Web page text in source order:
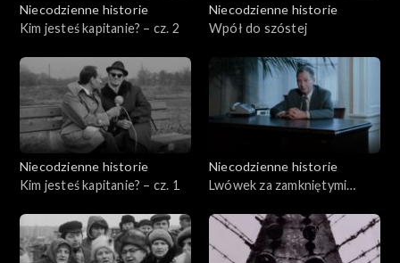
Niecodzienne historie
Kim jesteś kapitanie? – cz. 2
Niecodzienne historie
Wpół do szóstej
Niecodzienne historie
Kim jesteś kapitanie? – cz. 1
Niecodzienne historie
Lwówek za zamkniętymi